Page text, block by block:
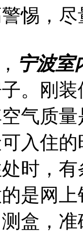
惕，
宁波室
。刚
气质
入住
时，
是网
盒，